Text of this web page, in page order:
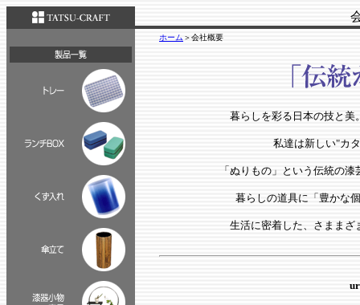
ホーム ＞会社概要
暮らしを彩る日本の技と美
私達は新しい"カ
「ぬりもの」という伝統の
暮らしの道具に「豊かな
生活に密着した、さままざ